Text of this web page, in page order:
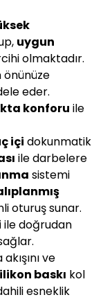
uygun
olmaktadır.
önünüze
eder.
konforu ile
içi dokunmatik
ile darbelere
sistemi
oturuş sunar.
ile doğrudan
ve
baskı kol
esneklik